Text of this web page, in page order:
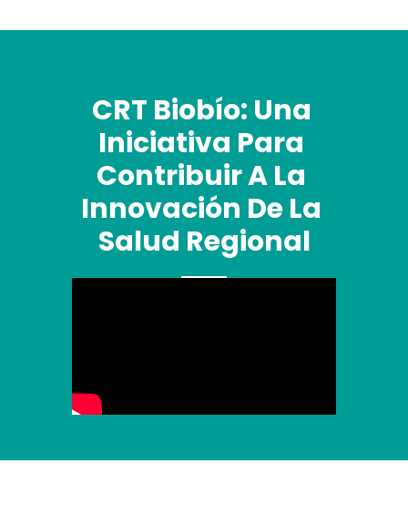
CRT Biobío: Una
Iniciativa Para
Contribuir A La
Innovación De La
Salud Regional